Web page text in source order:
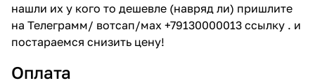
нашли их у кого то дешевле (навряд ли) пришлите
на Телеграмм/ вотсап/мах +79130000013 ссылку . и
постараемся снизить цену!
Оплата